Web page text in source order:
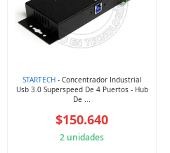
STARTECH- Concentrador Industrial
Usb 3.0 Superspeed De 4 Puertos - Hub
De ...
$150.640
2 unidades